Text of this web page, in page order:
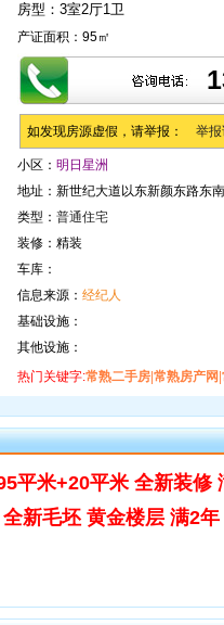
房型： 3室2厅1卫
产证面积： 95㎡
如发现房源虚假，请举报： 举
小区： 明日星洲
地址：新世纪大道以东新颜东路东
类型： 普通住宅
装修：精装
车库：
信息来源： 经纪人
基础设施：
其他设施：
热门关键字:常熟二手房 常熟房产网
平米+20平米 全新装
新毛坯 黄金楼层 满2